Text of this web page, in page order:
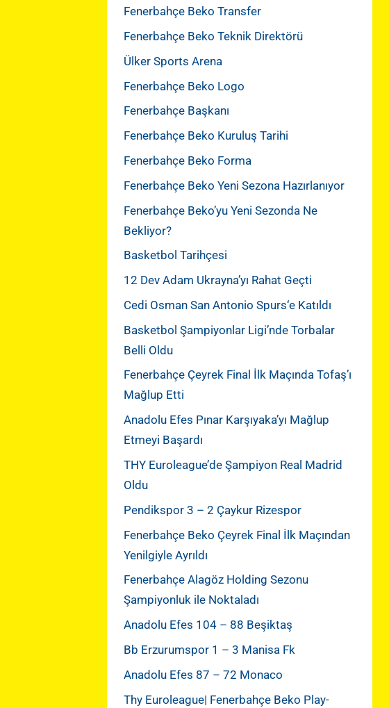
Fenerbahçe Beko Transfer
Fenerbahçe Beko Teknik Direktörü
Ülker Sports Arena
Fenerbahçe Beko Logo
Fenerbahçe Başkanı
Fenerbahçe Beko Kuruluş Tarihi
Fenerbahçe Beko Forma
Fenerbahçe Beko Yeni Sezona Hazırlanıyor
Fenerbahçe Beko’yu Yeni Sezonda Ne
Bekliyor?
Basketbol Tarihçesi
12 Dev Adam Ukrayna’yı Rahat Geçti
Cedi Osman San Antonio Spurs‘e Katıldı
Basketbol Şampiyonlar Ligi’nde Torbalar
Belli Oldu
Fenerbahçe Çeyrek Final İlk Maçında Tofaş’ı
Mağlup Etti
Anadolu Efes Pınar Karşıyaka’yı Mağlup
Etmeyi Başardı
THY Euroleague’de Şampiyon Real Madrid
Oldu
Pendikspor 3 – 2 Çaykur Rizespor
Fenerbahçe Beko Çeyrek Final İlk Maçından
Yenilgiyle Ayrıldı
Fenerbahçe Alagöz Holding Sezonu
Şampiyonluk ile Noktaladı
Anadolu Efes 104 – 88 Beşiktaş
Bb Erzurumspor 1 – 3 Manisa Fk
Anadolu Efes 87 – 72 Monaco
Thy Euroleague| Fenerbahçe Beko Play-